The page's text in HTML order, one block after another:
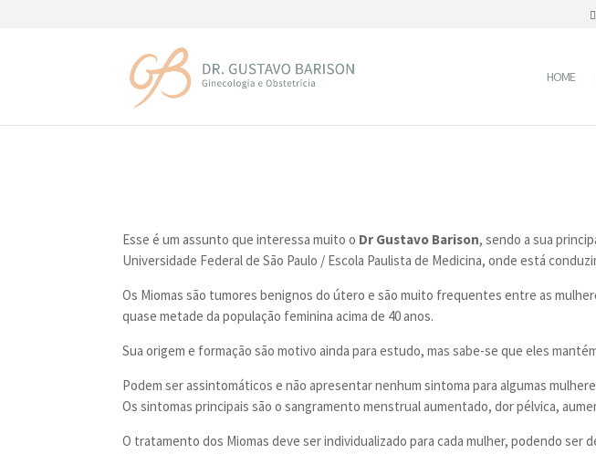
HOME
Esse é um assunto que interessa muito o Dr Gustavo Barison, sendo a sua
Universidade Federal de São Paulo / Escola Paulista de Medicina, onde está
Os Miomas são tumores benignos do útero e são muito frequentes entre as
quase metade da população feminina acima de 40 anos.
Sua origem e formação são motivo ainda para estudo, mas sabe-se que eles
Podem ser assintomáticos e não apresentar nenhum sintoma para algumas
Os sintomas principais são o sangramento menstrual aumentado, dor pélvica,
O tratamento dos Miomas deve ser individualizado para cada mulher, podendo